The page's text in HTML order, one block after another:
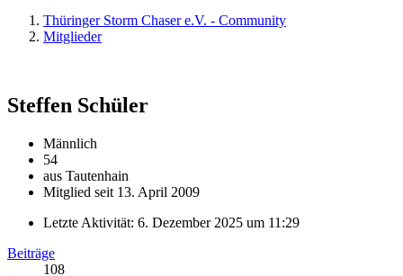
Thüringer Storm Chaser e.V. - Community
Mitglieder
Steffen Schüler
Männlich
54
aus Tautenhain
Mitglied seit 13. April 2009
Letzte Aktivität: 6. Dezember 2025 um 11:29
Beiträge
108